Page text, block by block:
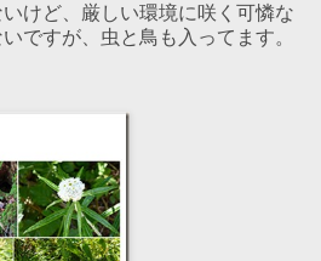
けど、厳しい環境に咲く可憐な
ですが、虫と鳥も入ってます。